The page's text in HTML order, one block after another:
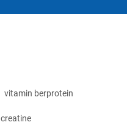
vitamin berprotein